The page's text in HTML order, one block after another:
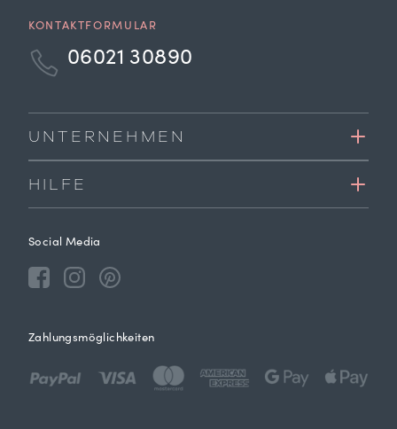
KONTAKTFORMULAR
06021 30890
UNTERNEHMEN
HILFE
Social Media
Zahlungsmöglichkeiten